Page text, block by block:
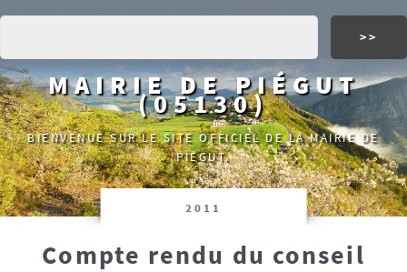
MAIRIE DE PIÉGUT
(05130)
BIENVENUE SUR LE SITE OFFICIEL DE LA MAIRIE DE
PIÉGUT.
2011
Compte rendu du conseil